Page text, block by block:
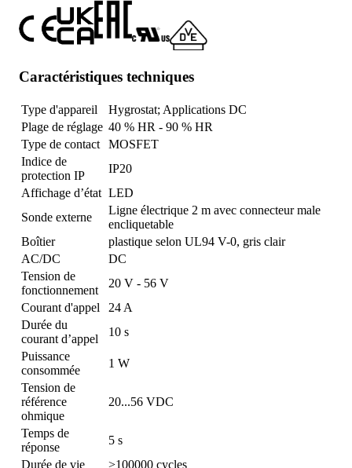
Caractéristiques techniques
Type d'appareil
Hygrostat; Applications DC
Plage de réglage 40 % HR - 90 % HR
Type de contact
MOSFET
Indice de
protection IP
IP20
Affichage d’état LED
Sonde externe
Ligne électrique 2 m avec connecteur male
encliquetable
Boîtier
plastique selon UL94 V-0, gris clair
AC/DC
DC
Tension de
fonctionnement
20 V - 56 V
Courant d'appel
24 A
Durée du
courant d’appel
10 s
Puissance
consommée
1 W
Tension de
référence
ohmique
20...56 VDC
Temps de
réponse
5 s
Durée de vie
>100000 cycles